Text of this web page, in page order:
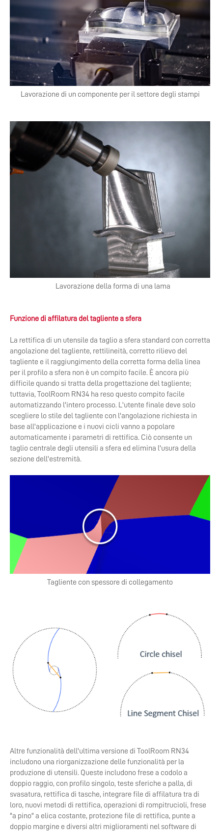
Lavorazione di un componente per il settore degli stampi
Lavorazione della forma di una lama
Funzione di affilatura del tagliente a sfera
La rettifica di un utensile da taglio a sfera standard con corretta
angolazione del tagliente, rettilineità, corretto rilievo del
tagliente e il raggiungimento della corretta forma della linea
per il profilo a sfera non è un compito facile. È ancora più
difficile quando si tratta della progettazione del tagliente;
tuttavia, ToolRoom RN34 ha reso questo compito facile
automatizzando l'intero processo. L'utente finale deve solo
scegliere lo stile del tagliente con l'angolazione richiesta in
base all'applicazione e i nuovi cicli vanno a popolare
automaticamente i parametri di rettifica. Ciò consente un
taglio centrale degli utensili a sfera ed elimina l'usura della
sezione dell'estremità.
Tagliente con spessore di collegamento
Altre funzionalità dell'ultima versione di ToolRoom RN34
includono una riorganizzazione delle funzionalità per la
produzione di utensili. Queste includono frese a codolo a
doppio raggio, con profilo singolo, teste sferiche a palla, di
svasatura, rettifica di tasche, integrare file di affilatura tra di
loro, nuovi metodi di rettifica, operazioni di rompitrucioli, frese
"a pino" a elica costante, protezione file di rettifica, punte a
doppio margine e diversi altri miglioramenti nel software di